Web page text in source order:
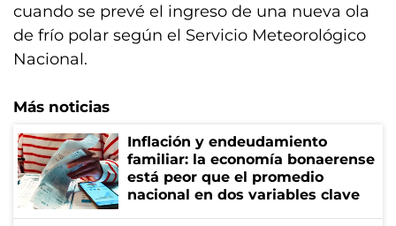
cuando se prevé el ingreso de una nueva ola
de frío polar según el Servicio Meteorológico
Nacional.
Más noticias
Inflación y endeudamiento
familiar: la economía bonaerense
está peor que el promedio
nacional en dos variables clave